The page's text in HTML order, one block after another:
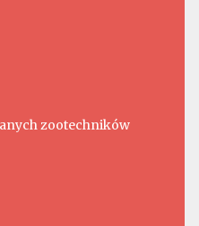
zootechników